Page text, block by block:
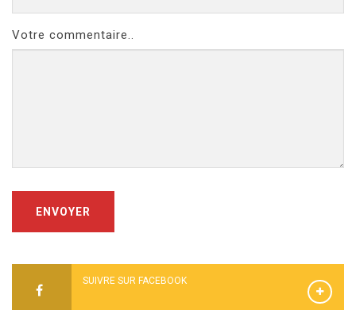
Votre commentaire..
ENVOYER
SUIVRE SUR FACEBOOK